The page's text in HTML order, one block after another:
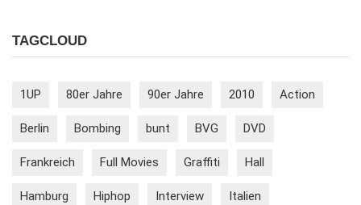
TAGCLOUD
1UP 80er Jahre 90er Jahre 2010 Action
Berlin Bombing bunt BVG DVD
Frankreich Full Movies Graffiti Hall
Hamburg Hiphop Interview Italien